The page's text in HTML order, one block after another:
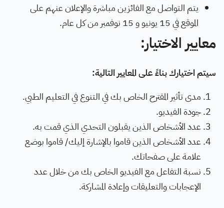
يتم التواصل مع الفائزين مباشرة والإعلان عنهم على
الموقع في 15 يونيو و 15 نوفمبر من كل عام.
معايير الاختيار:
سيتم اختيارك بناءً على المعايير التالية:
مدى تأثير المقترح الخاص بك في التنوع في التعليم الطبي.
جودة الفيديو.
عدد الأشخاص الذين يقبلون التحدي الذي قمت به.
عدد الأشخاص الذين قاموا بالإشارة إليك/ قاموا بوضع
علامة على صفحاتك.
نسبة التفاعل مع الفيديو الخاص بك من خلال عدد
الإعجابات والتعليقات وإعادة المشاركة.